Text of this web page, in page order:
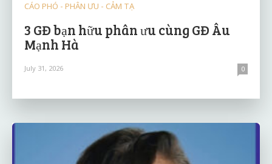
CÁO PHÓ - PHÂN ƯU - CẢM TẠ
3 GĐ bạn hữu phân ưu cùng GĐ Âu
Mạnh Hà
July 31, 2026 0